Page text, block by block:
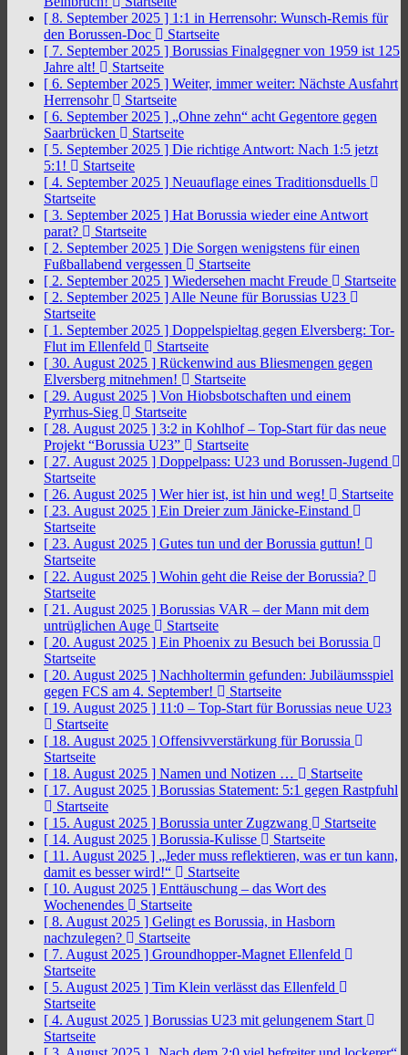
[ 8. September 2025 ] 1:1 in Herrensohr: Wunsch-Remis für
den Borussen-Doc
Startseite
[ 7. September 2025 ] Borussias Finalgegner von 1959 ist 125
Jahre alt!
Startseite
[ 6. September 2025 ] Weiter, immer weiter: Nächste Ausfahrt
Herrensohr
Startseite
[ 6. September 2025 ] „Ohne zehn“ acht Gegentore gegen
Saarbrücken
Startseite
[ 5. September 2025 ] Die richtige Antwort: Nach 1:5 jetzt
5:1!
Startseite
[ 4. September 2025 ] Neuauflage eines Traditionsduells
Startseite
[ 3. September 2025 ] Hat Borussia wieder eine Antwort
parat?
Startseite
[ 2. September 2025 ] Die Sorgen wenigstens für einen
Fußballabend vergessen
Startseite
[ 2. September 2025 ] Wiedersehen macht Freude
Startseite
[ 2. September 2025 ] Alle Neune für Borussias U23
Startseite
[ 1. September 2025 ] Doppelspieltag gegen Elversberg: Tor-
Flut im Ellenfeld
Startseite
[ 30. August 2025 ] Rückenwind aus Bliesmengen gegen
Elversberg mitnehmen!
Startseite
[ 29. August 2025 ] Von Hiobsbotschaften und einem
Pyrrhus-Sieg
Startseite
[ 28. August 2025 ] 3:2 in Kohlhof – Top-Start für das neue
Projekt “Borussia U23”
Startseite
[ 27. August 2025 ] Doppelpass: U23 und Borussen-Jugend
Startseite
[ 26. August 2025 ] Wer hier ist, ist hin und weg!
Startseite
[ 23. August 2025 ] Ein Dreier zum Jänicke-Einstand
Startseite
[ 23. August 2025 ] Gutes tun und der Borussia guttun!
Startseite
[ 22. August 2025 ] Wohin geht die Reise der Borussia?
Startseite
[ 21. August 2025 ] Borussias VAR – der Mann mit dem
untrüglichen Auge
Startseite
[ 20. August 2025 ] Ein Phoenix zu Besuch bei Borussia
Startseite
[ 20. August 2025 ] Nachholtermin gefunden: Jubiläumsspiel
gegen FCS am 4. September!
Startseite
[ 19. August 2025 ] 11:0 – Top-Start für Borussias neue U23
Startseite
[ 18. August 2025 ] Offensivverstärkung für Borussia
Startseite
[ 18. August 2025 ] Namen und Notizen …
Startseite
[ 17. August 2025 ] Borussias Statement: 5:1 gegen Rastpfuhl
Startseite
[ 15. August 2025 ] Borussia unter Zugzwang
Startseite
[ 14. August 2025 ] Borussia-Kulisse
Startseite
[ 11. August 2025 ] „Jeder muss reflektieren, was er tun kann,
damit es besser wird!“
Startseite
[ 10. August 2025 ] Enttäuschung – das Wort des
Wochenendes
Startseite
[ 8. August 2025 ] Gelingt es Borussia, in Hasborn
nachzulegen?
Startseite
[ 7. August 2025 ] Groundhopper-Magnet Ellenfeld
Startseite
[ 5. August 2025 ] Tim Klein verlässt das Ellenfeld
Startseite
[ 4. August 2025 ] Borussias U23 mit gelungenem Start
Startseite